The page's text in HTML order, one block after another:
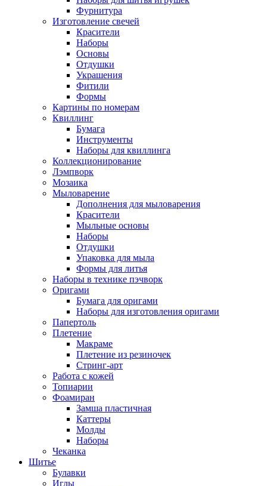
Фурнитура
Изготовление свечей
Красители
Наборы
Основы
Отдушки
Украшения
Фитили
Формы
Картины по номерам
Квиллинг
Бумага
Инструменты
Наборы для квиллинга
Коллекционирование
Лэмпворк
Мозаика
Мыловарение
Дополнения для мыловарения
Красители
Мыльные основы
Наборы
Отдушки
Упаковка для мыла
Формы для литья
Наборы в технике пэчворк
Оригами
Бумага для оригами
Наборы для изготовления оригами
Папертоль
Плетение
Макраме
Плетение из резиночек
Стринг-арт
Работа с кожей
Топиарии
Фоамиран
Замша пластичная
Каттеры
Молды
Наборы
Чеканка
Шитье
Булавки
Иглы